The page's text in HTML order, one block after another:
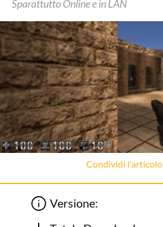
Sparattutto Online e in LAN
Condividi l'articolo
Versione: